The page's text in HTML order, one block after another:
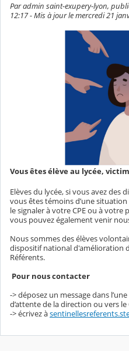
Par admin saint-exupery-lyon,
12:17 - Mis à jour le mercredi 21
Vous êtes élève au lycée,
Elèves du lycée, si vous avez des
vous êtes témoins d’une
le signaler à votre CPE ou à
vous pouvez également venir
Nous sommes des élèves
dispositif national d'amélioration
Référents.
Pour nous contacter
-> déposez un message dans
d’attente de la direction ou vers le
-> écrivez à